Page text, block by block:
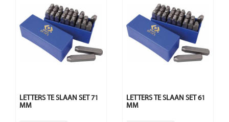
LETTERS TE SLAAN SET 71
MM
LETTERS TE SLAAN SET 61
MM